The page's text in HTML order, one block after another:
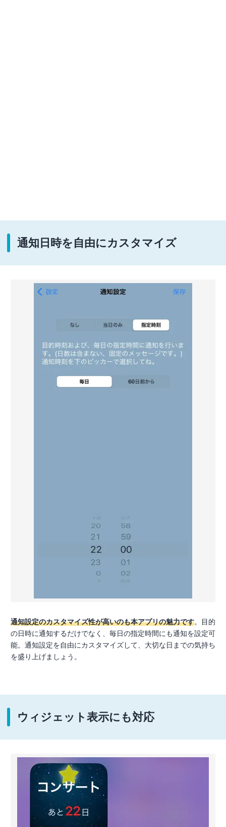
通知日時を自由にカスタマイズ
通知設定のカスタマイズ性が高いのも本アプリの魅力です。目的
の日時に通知するだけでなく、毎日の指定時間にも通知を設定可
能。通知設定を自由にカスタマイズして、大切な日までの気持ち
を盛り上げましょう。
ウィジェット表示にも対応